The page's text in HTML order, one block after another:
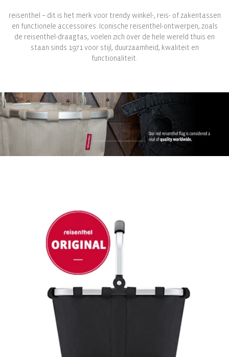
reisenthel – dit is het merk voor trendy winkel-, reis- of zakentassen
en functionele accessoires. Iconische reisenthel-ontwerpen, zoals
de reisenthel-draagtas, voelen zich over de hele wereld thuis en
staan ​​sinds 1971 voor stijl, duurzaamheid, kwaliteit en
functionaliteit.